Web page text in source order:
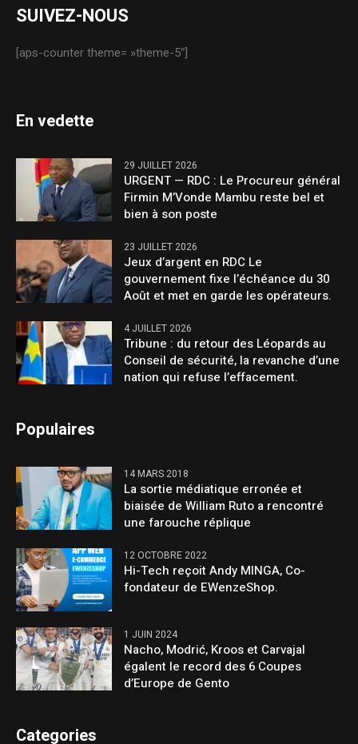
SUIVEZ-NOUS
[aps-counter theme= »theme-5″]
En vedette
29 JUILLET 2026
URGENT — RDC : Le Procureur général
Firmin M’Vonde Mambu reste bel et
bien à son poste
23 JUILLET 2026
Jeux d’argent en RDC Le
gouvernement fixe l’échéance du 30
Août et met en garde les opérateurs.
4 JUILLET 2026
Tribune : du retour des Léopards au
Conseil de sécurité, la revanche d’une
nation qui refuse l’effacement.
Populaires
14 MARS 2018
La sortie médiatique erronée et
biaisée de William Ruto a rencontré
une farouche réplique
12 OCTOBRE 2022
Hi-Tech reçoit Andy MINGA, Co-
fondateur de EWenzeShop.
1 JUIN 2024
Nacho, Modrić, Kroos et Carvajal
égalent le record des 6 Coupes
d’Europe de Gento
Categories